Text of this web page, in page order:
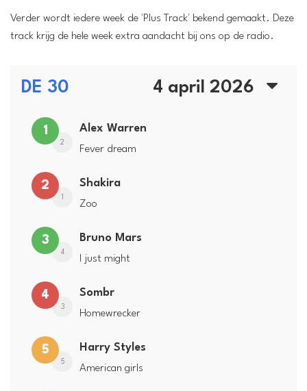
Verder wordt iedere week de 'Plus Track' bekend gemaakt. Deze
track krijg de hele week extra aandacht bij ons op de radio.
DE 30 4 april 2026
1
2
Alex Warren
Fever dream
2
1
Shakira
Zoo
3
4
Bruno Mars
I just might
4
3
Sombr
Homewrecker
5
5
Harry Styles
American girls